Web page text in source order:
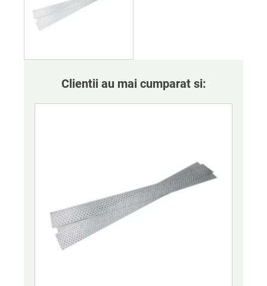
Clientii au mai cumparat si: